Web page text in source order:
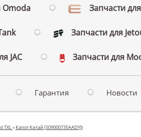
Omoda Запчасти
Запчасти для
JAC Запчасти для
Гарантия Новости
TXL» Капот Китай (509000735AADYJ)